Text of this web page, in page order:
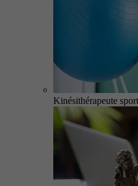
Kinésithérapeute